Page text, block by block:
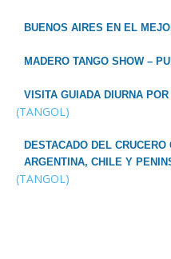
BUENOS AIRES EN EL
MADERO TANGO SHOW –
VISITA GUIADA DIURNA
(TANGOL)
DESTACADO DEL
ARGENTINA, CHILE Y
(TANGOL)